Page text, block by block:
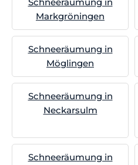
Markgröningen
Schneeräumung in
Möglingen
Schneeräumung in
Neckarsulm
Schneeräumung in